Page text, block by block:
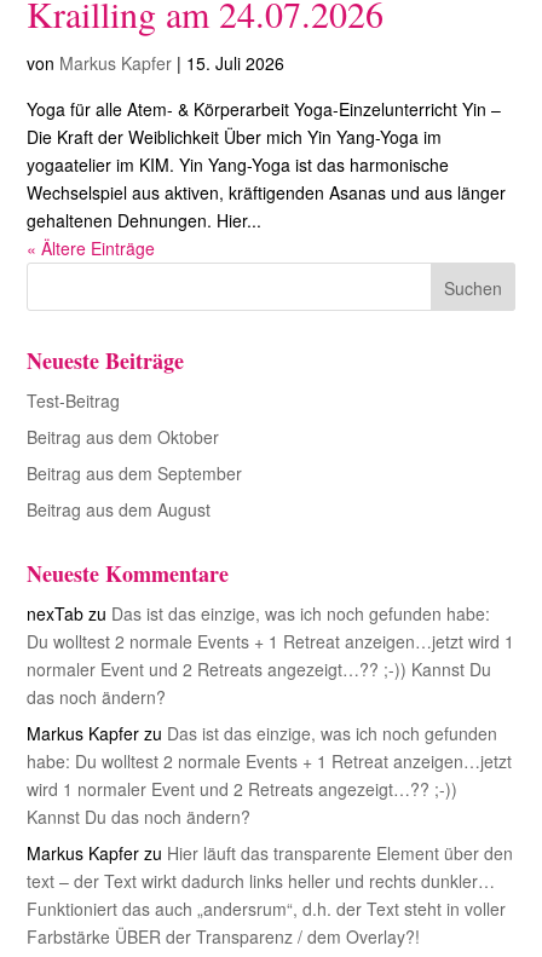
Krailling am 24.07.2026
von Markus Kapfer | 15. Juli 2026
Yoga für alle Atem- & Körperarbeit Yoga-Einzelunterricht Yin –
Die Kraft der Weiblichkeit Über mich Yin Yang-Yoga im
yogaatelier im KIM. Yin Yang-Yoga ist das harmonische
Wechselspiel aus aktiven, kräftigenden Asanas und aus länger
gehaltenen Dehnungen. Hier...
« Ältere Einträge
Neueste Beiträge
Test-Beitrag
Beitrag aus dem Oktober
Beitrag aus dem September
Beitrag aus dem August
Neueste Kommentare
nexTab zu Das ist das einzige, was ich noch gefunden habe:
Du wolltest 2 normale Events + 1 Retreat anzeigen…jetzt wird 1
normaler Event und 2 Retreats angezeigt…?? ;-)) Kannst Du
das noch ändern?
Markus Kapfer zu Das ist das einzige, was ich noch gefunden
habe: Du wolltest 2 normale Events + 1 Retreat anzeigen…jetzt
wird 1 normaler Event und 2 Retreats angezeigt…?? ;-))
Kannst Du das noch ändern?
Markus Kapfer zu Hier läuft das transparente Element über den
text – der Text wirkt dadurch links heller und rechts dunkler…
Funktioniert das auch „andersrum“, d.h. der Text steht in voller
Farbstärke ÜBER der Transparenz / dem Overlay?!